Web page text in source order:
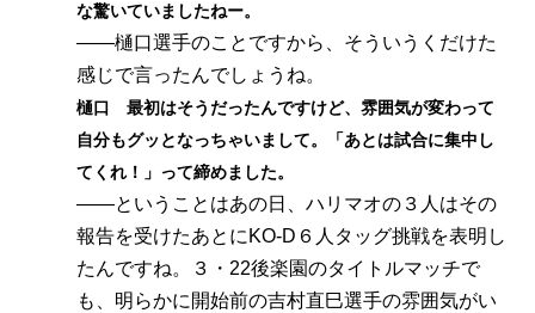
な驚いていましたねー。
――樋口選手のことですから、そういうくだけた
感じで言ったんでしょうね。
樋口 最初はそうだったんですけど、雰囲気が変わって
自分もグッとなっちゃいまして。「あとは試合に集中し
てくれ！」って締めました。
――ということはあの日、ハリマオの３人はその
報告を受けたあとにKO-D６人タッグ挑戦を表明し
たんですね。３・22後楽園のタイトルマッチで
も、明らかに開始前の吉村直巳選手の雰囲気がい